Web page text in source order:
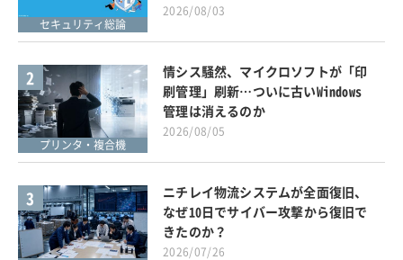
セキュリティ総論
2026/08/03
2
プリンタ・複合機
情シス騒然、マイクロソフトが「印
刷管理」刷新…ついに古いWindows
管理は消えるのか
2026/08/05
3
ニチレイ物流システムが全面復旧、
なぜ10日でサイバー攻撃から復旧で
きたのか？
2026/07/26